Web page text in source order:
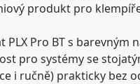
produkt pro
PLX Pro BT s barevným
pro systémy se
i ručně) prakticky bez